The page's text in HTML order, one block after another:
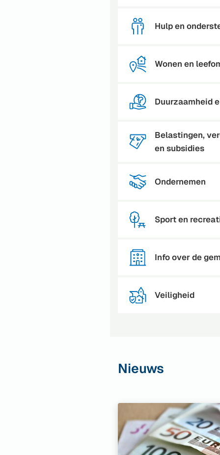
Hulp en
Wonen en
Duurzaamheid
Belastingen,
en subsidies
Ondernemen
Sport en
Info over de
Veiligheid
Nieuws